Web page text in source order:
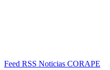
Feed RSS Noticias CORAPE